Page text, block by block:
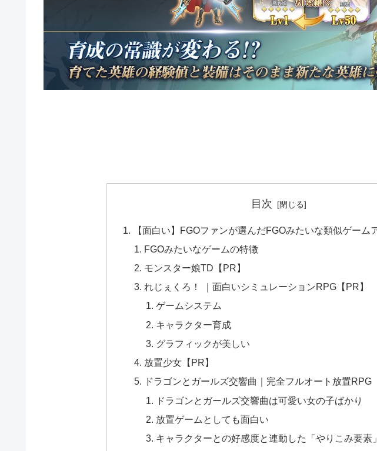
目次
【面白い】FGOファンが選んだFGOみたいな類似ゲーム
FGOみたいなゲームの特徴
モンスター娘TD【PR】
れじぇくろ！ ｜面白いシミュレーションRPG【PR】
ゲームシステム
キャラクター育成
グラフィックが美しい
放置少女【PR】
ドラゴンとガールズ交響曲｜完全フルオート放置RPG
ドラゴンとガールズ交響曲は可愛い女の子ばかり
放置ゲームとしても面白い
キャラクターとの好感度と連動した「やりこみ要素